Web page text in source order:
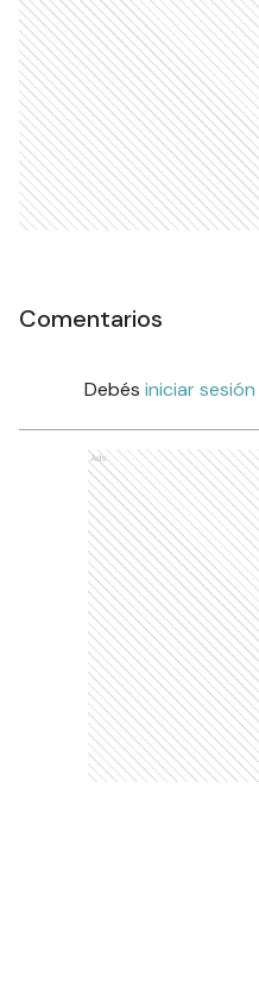
Comentarios
Debés iniciar sesión
Ads